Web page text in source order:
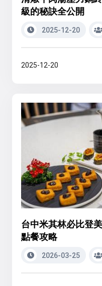
級的秘訣全公開
2025-12-20
2025-12-20
台中米其林必比登
點餐攻略
2026-03-25